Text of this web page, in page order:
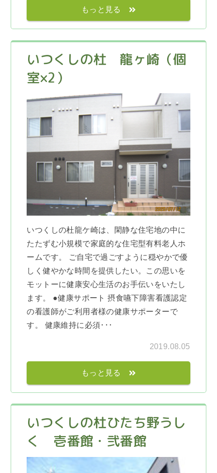
もっと見る
いつくしの杜 龍ヶ崎（個
室×2）
いつくしの杜龍ケ崎は、閑静な住宅地の中に
たたずむ小規模で家庭的な住宅型有料老人ホ
ームです。 ご自宅で過ごすように穏やかで優
しく健やかな時間を提供したい。この思いを
モットーに健康安心生活のお手伝いをいたし
ます。 ●健康サポート 摂食嚥下障害看護認定
の看護師がご利用者様の健康サポーターで
す。 健康維持に必須･･･
2019.08.05
もっと見る
いつくしの杜ひたち野うし
く 壱番館・弐番館